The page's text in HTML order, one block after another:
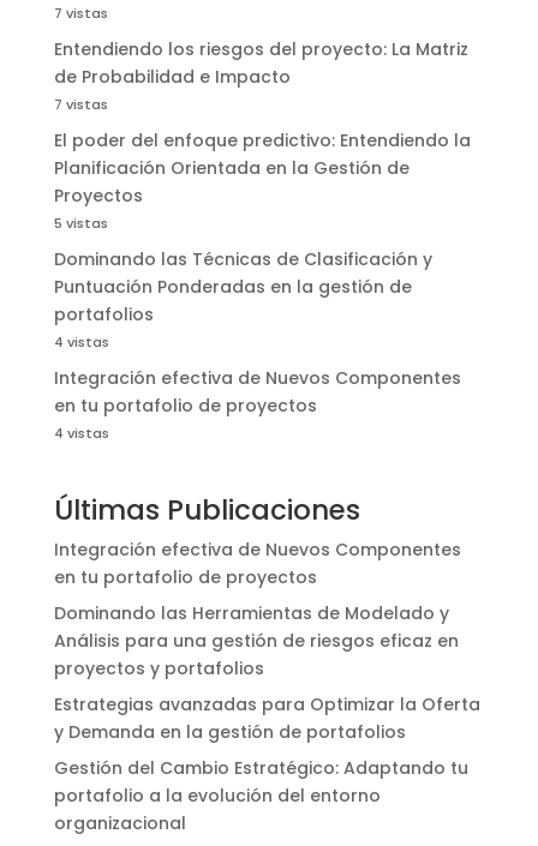
7 vistas
Entendiendo los riesgos del proyecto: La Matriz
de Probabilidad e Impacto
7 vistas
El poder del enfoque predictivo: Entendiendo la
Planificación Orientada en la Gestión de
Proyectos
5 vistas
Dominando las Técnicas de Clasificación y
Puntuación Ponderadas en la gestión de
portafolios
4 vistas
Integración efectiva de Nuevos Componentes
en tu portafolio de proyectos
4 vistas
Últimas Publicaciones
Integración efectiva de Nuevos Componentes
en tu portafolio de proyectos
Dominando las Herramientas de Modelado y
Análisis para una gestión de riesgos eficaz en
proyectos y portafolios
Estrategias avanzadas para Optimizar la Oferta
y Demanda en la gestión de portafolios
Gestión del Cambio Estratégico: Adaptando tu
portafolio a la evolución del entorno
organizacional